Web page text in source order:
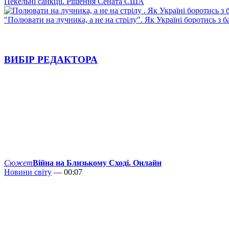
"Полювати на лучника, а не на стрілу". Як Україні боротись з
ВИБІР РЕДАКТОРА
СюжетВійна на Близькому Сході. Онлайн
Новини світу — 00:07